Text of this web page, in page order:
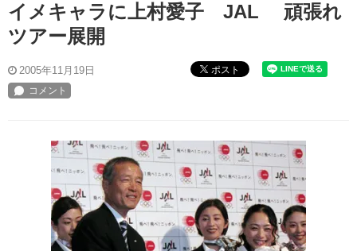
イメキャラに上村愛子 JAL 頑張れ
ツアー展開
2005年11月19日 ポスト